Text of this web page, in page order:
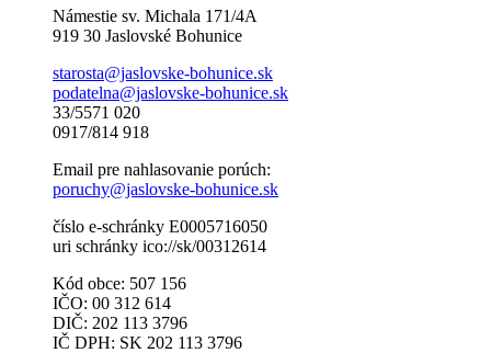
Námestie sv. Michala 171/4A
919 30 Jaslovské Bohunice
starosta@jaslovske-bohunice.sk
podatelna@jaslovske-bohunice.sk
33/5571 020
0917/814 918
Email pre nahlasovanie porúch:
poruchy@jaslovske-bohunice.sk
číslo e-schránky E0005716050
uri schránky ico://sk/00312614
Kód obce: 507 156
IČO: 00 312 614
DIČ: 202 113 3796
IČ DPH: SK 202 113 3796